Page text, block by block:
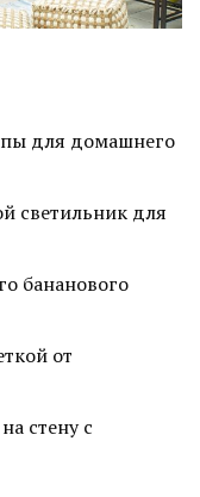
для домашнего
светильник для
бананового
от
стену с